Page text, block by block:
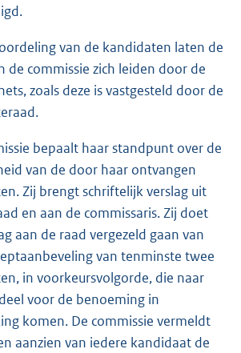
van de kandidaten laten de
de commissie zich leiden door de
zoals deze is vastgesteld door de
bepaalt haar standpunt over de
van de door haar ontvangen
Zij brengt schriftelijk verslag uit
en aan de commissaris. Zij doet
aan de raad vergezeld gaan van
van tenminste twee
in voorkeursvolgorde, die naar
voor de benoeming in
komen. De commissie vermeldt
aanzien van iedere kandidaat de